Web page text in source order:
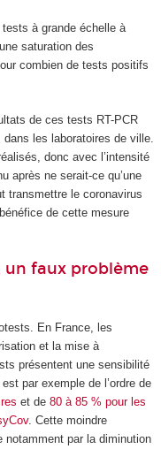
tests à grande échelle à
saturation des
combien de tests positifs
de ces tests RT-PCR
les laboratoires de ville.
donc avec l’intensité
après ne serait-ce qu’une
transmettre le coronavirus
de cette mesure
faux problème
En France, les
et la mise à
présentent une sensibilité
par exemple de l’ordre de
et de 80 à 85 % pour les
. Cette moindre
notamment par la diminution